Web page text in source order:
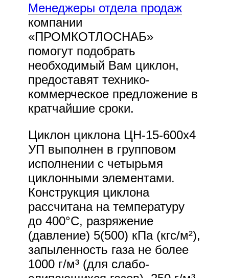
Менеджеры отдела продаж
компании
«ПРОМКОТЛОСНАБ»
помогут подобрать
необходимый Вам циклон,
предоставят технико-
коммерческое предложение в
кратчайшие сроки.
Циклон циклона ЦН-15-600х4
УП выполнен в групповом
исполнении с четырьмя
циклонными элементами.
Конструкция циклона
рассчитана на температуру
до 400°С, разряжение
(давление) 5(500) кПа (кгс/м²),
запыленность газа не более
1000 г/м³ (для слабо-